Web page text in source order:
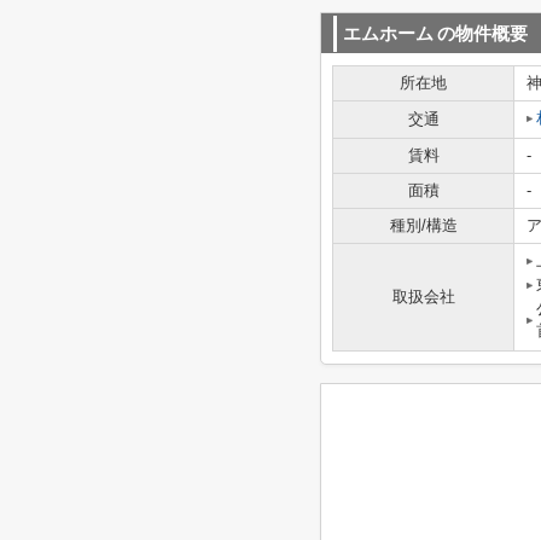
エムホーム の物件概要
所在地
交通
賃料
-
面積
-
種別/構造
取扱会社